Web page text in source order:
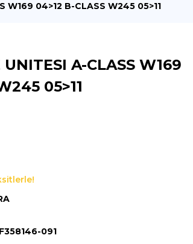
W169 04>12 B-CLASS W245 05>11
A-CLASS W169
05>11
091